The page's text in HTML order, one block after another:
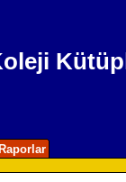
Raporlar